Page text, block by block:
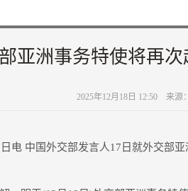
亚洲事务特使将再
2025年12月18日 12:50 来源：
中国外交部发言人17日就外交部亚